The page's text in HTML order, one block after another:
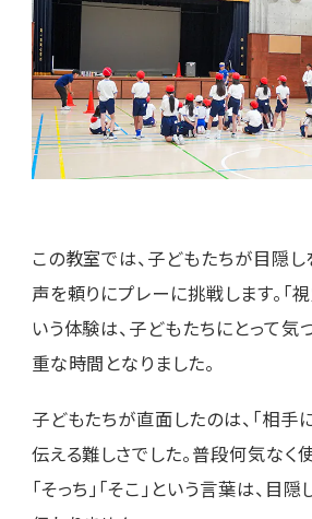
この教室では、子どもたちが目隠し
声を頼りにプレーに挑戦します。「
いう体験は、子どもたちにとって気
重な時間となりました。
子どもたちが直面したのは、「相手
伝える難しさでした。普段何気なく使
「そっち」「そこ」という言葉は、目